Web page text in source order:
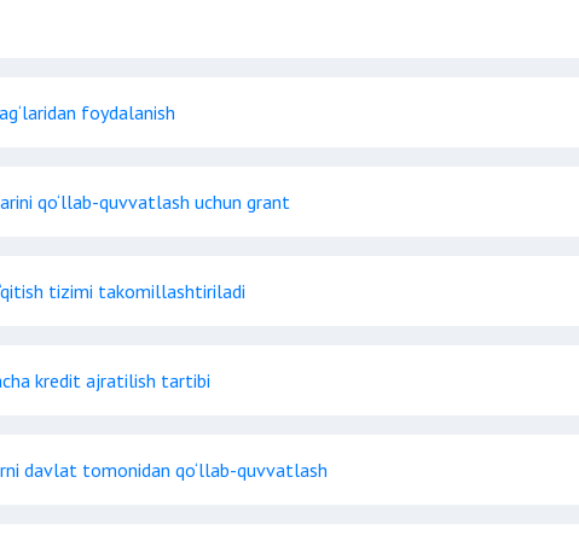
foydalanish
qo‘llab-quvvatlash uchun grant
tizimi takomillashtiriladi
kredit ajratilish tartibi
davlat tomonidan qo‘llab-quvvatlash